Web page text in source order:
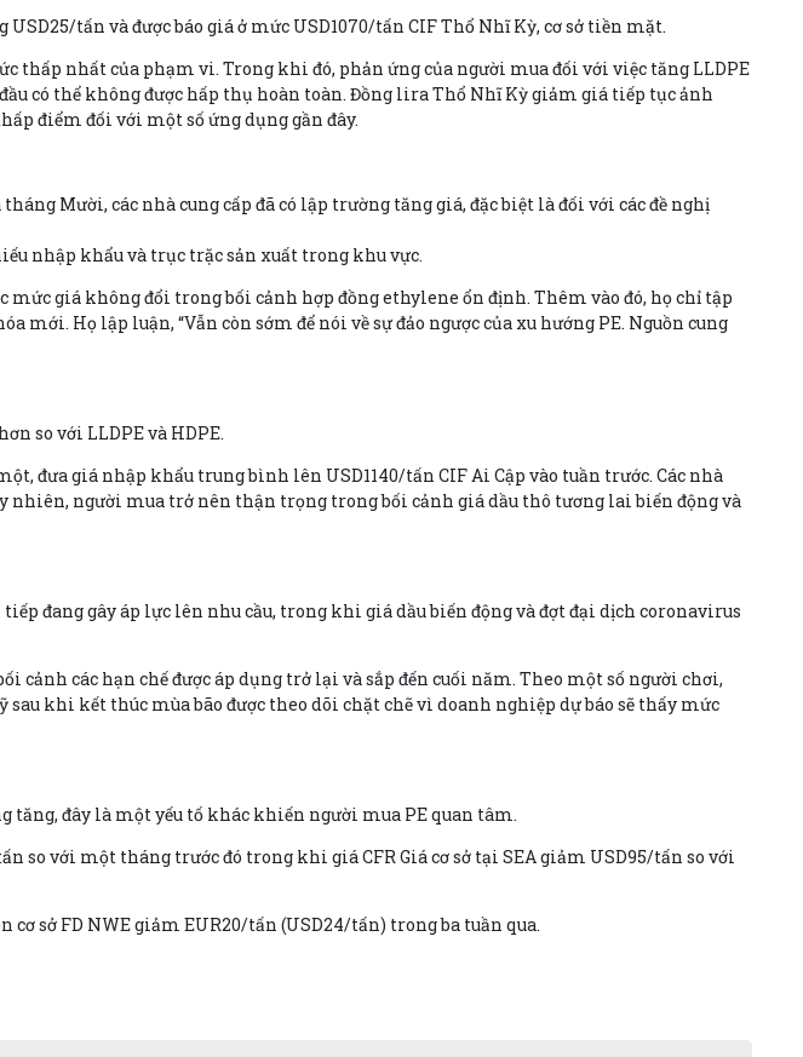
tấn và được báo giá ở mức USD1070/tấn CIF Thổ Nhĩ Kỳ, cơ sở tiền mặt.
thấp nhất của phạm vi. Trong khi đó, phản ứng của người mua đối với việc tăng LLDPE
có thể không được hấp thụ hoàn toàn. Đồng lira Thổ Nhĩ Kỳ giảm giá tiếp tục ảnh
điểm đối với một số ứng dụng gần đây.
Mười, các nhà cung cấp đã có lập trường tăng giá, đặc biệt là đối với các đề nghị
nhập khẩu và trục trặc sản xuất trong khu vực.
giá không đổi trong bối cảnh hợp đồng ethylene ổn định. Thêm vào đó, họ chỉ tập
Họ lập luận, “Vẫn còn sớm để nói về sự đảo ngược của xu hướng PE. Nguồn cung
so với LLDPE và HDPE.
đưa giá nhập khẩu trung bình lên USD1140/tấn CIF Ai Cập vào tuần trước. Các nhà
nhiên, người mua trở nên thận trọng trong bối cảnh giá dầu thô tương lai biến động và
đang gây áp lực lên nhu cầu, trong khi giá dầu biến động và đợt đại dịch coronavirus
cảnh các hạn chế được áp dụng trở lại và sắp đến cuối năm. Theo một số người chơi,
khi kết thúc mùa bão được theo dõi chặt chẽ vì doanh nghiệp dự báo sẽ thấy mức
tăng, đây là một yếu tố khác khiến người mua PE quan tâm.
so với một tháng trước đó trong khi giá CFR Giá cơ sở tại SEA giảm USD95/tấn so với
sở FD NWE giảm EUR20/tấn (USD24/tấn) trong ba tuần qua.